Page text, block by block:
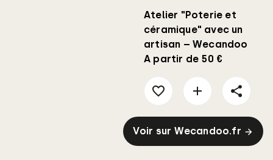
Atelier "Poterie et
céramique" avec un
artisan – Wecandoo
A partir de 50 €
Voir sur Wecandoo.fr